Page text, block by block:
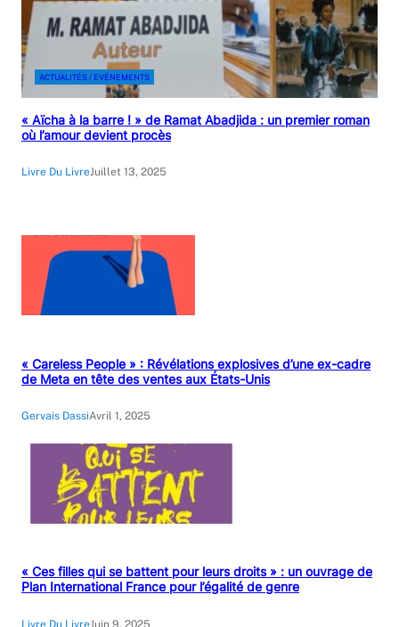
ACTUALITÉS / EVÉNEMENTS
« Aïcha à la barre ! » de Ramat Abadjida : un premier roman
où l’amour devient procès
Livre Du LivreJuillet 13, 2025
« Careless People » : Révélations explosives d’une ex-cadre
de Meta en tête des ventes aux États-Unis
Gervais DassiAvril 1, 2025
« Ces filles qui se battent pour leurs droits » : un ouvrage de
Plan International France pour l’égalité de genre
Livre Du LivreJuin 9, 2025